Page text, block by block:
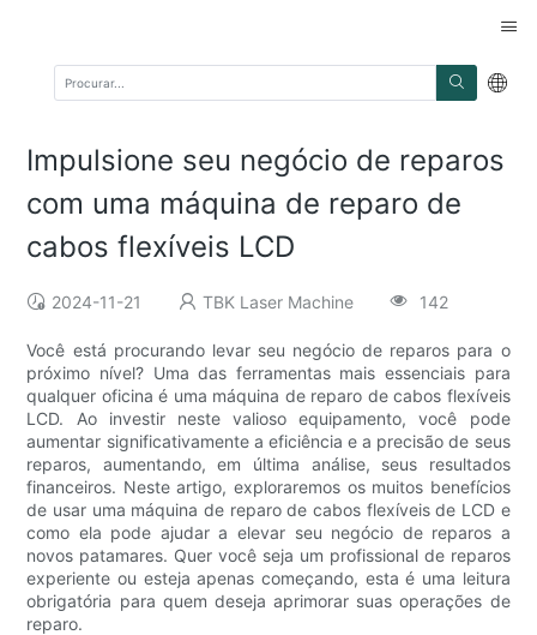
Impulsione seu negócio de reparos
com uma máquina de reparo de
cabos flexíveis LCD
2024-11-21 TBK Laser Machine 142
Você está procurando levar seu negócio de reparos para o
próximo nível? Uma das ferramentas mais essenciais para
qualquer oficina é uma máquina de reparo de cabos flexíveis
LCD. Ao investir neste valioso equipamento, você pode
aumentar significativamente a eficiência e a precisão de seus
reparos, aumentando, em última análise, seus resultados
financeiros. Neste artigo, exploraremos os muitos benefícios
de usar uma máquina de reparo de cabos flexíveis de LCD e
como ela pode ajudar a elevar seu negócio de reparos a
novos patamares. Quer você seja um profissional de reparos
experiente ou esteja apenas começando, esta é uma leitura
obrigatória para quem deseja aprimorar suas operações de
reparo.